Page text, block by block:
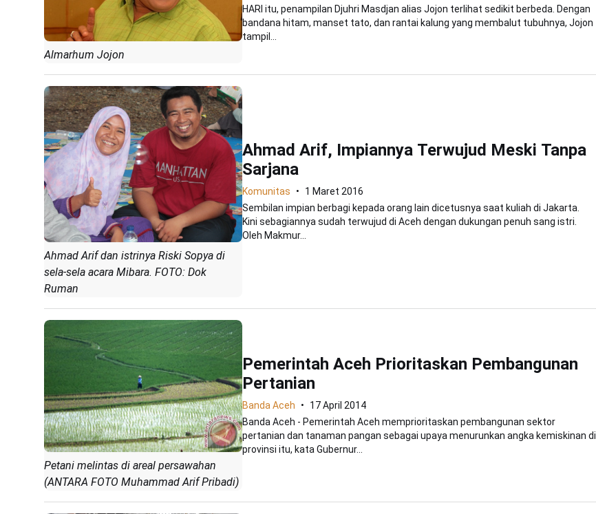
Almarhum Jojon
HARI itu, penampilan Djuhri Masdjan alias Jojon terlihat sedikit berbeda. Dengan
bandana hitam, manset tato, dan rantai kalung yang membalut tubuhnya, Jojon
tampil...
Ahmad Arif dan istrinya Riski Sopya di
sela-sela acara Mibara. FOTO: Dok
Ruman
Ahmad Arif, Impiannya Terwujud Meski Tanpa
Sarjana
Komunitas
1 Maret 2016
Sembilan impian berbagi kepada orang lain dicetusnya saat kuliah di Jakarta.
Kini sebagiannya sudah terwujud di Aceh dengan dukungan penuh sang istri.
Oleh Makmur...
Petani melintas di areal persawahan
(ANTARA FOTO Muhammad Arif Pribadi)
Pemerintah Aceh Prioritaskan Pembangunan
Pertanian
Banda Aceh
17 April 2014
Banda Aceh - Pemerintah Aceh memprioritaskan pembangunan sektor
pertanian dan tanaman pangan sebagai upaya menurunkan angka kemiskinan di
provinsi itu, kata Gubernur...